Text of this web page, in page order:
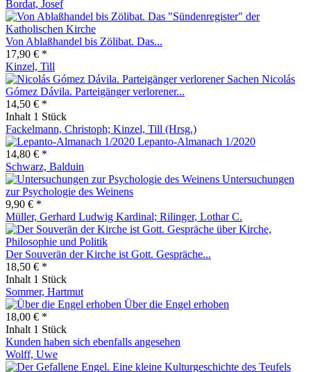
Bordat, Josef
Von Ablaßhandel bis Zölibat. Das...
17,90 € *
Kinzel, Till
Nicolás
Gómez Dávila. Parteigänger verlorener...
14,50 € *
Inhalt 1 Stück
Fackelmann, Christoph; Kinzel, Till (Hrsg.)
Lepanto-Almanach 1/2020
14,80 € *
Schwarz, Balduin
Untersuchungen
zur Psychologie des Weinens
9,90 € *
Müller, Gerhard Ludwig Kardinal; Rilinger, Lothar C.
Der Souverän der Kirche ist Gott. Gespräche...
18,50 € *
Inhalt 1 Stück
Sommer, Hartmut
Über die Engel erhoben
18,00 € *
Inhalt 1 Stück
Kunden haben sich ebenfalls angesehen
Wolff, Uwe